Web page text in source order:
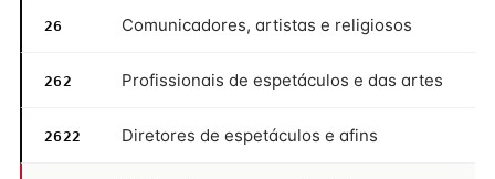
26 Comunicadores, artistas e religiosos
262 Profissionais de espetáculos e das artes
2622 Diretores de espetáculos e afins